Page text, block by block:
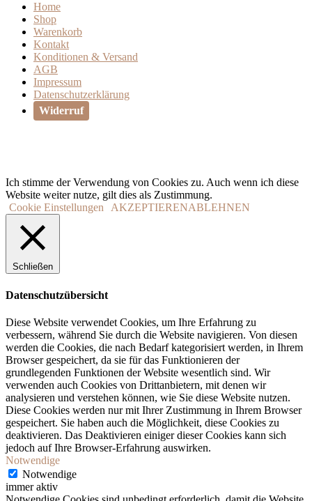
Home
Shop
Warenkorb
Kontakt
Konditionen & Versand
AGB
Impressum
Datenschutzerklärung
Widerruf
Ich stimme der Verwendung von Cookies zu. Auch wenn ich diese
Website weiter nutze, gilt dies als Zustimmung.
Cookie Einstellungen
AKZEPTIERENABLEHNEN
Schließen
Datenschutzübersicht
Diese Website verwendet Cookies, um Ihre Erfahrung zu
verbessern, während Sie durch die Website navigieren. Von diesen
werden die Cookies, die nach Bedarf kategorisiert werden, in Ihrem
Browser gespeichert, da sie für das Funktionieren der
grundlegenden Funktionen der Website wesentlich sind. Wir
verwenden auch Cookies von Drittanbietern, mit denen wir
analysieren und verstehen können, wie Sie diese Website nutzen.
Diese Cookies werden nur mit Ihrer Zustimmung in Ihrem Browser
gespeichert. Sie haben auch die Möglichkeit, diese Cookies zu
deaktivieren. Das Deaktivieren einiger dieser Cookies kann sich
jedoch auf Ihre Browser-Erfahrung auswirken.
Notwendige
Notwendige
immer aktiv